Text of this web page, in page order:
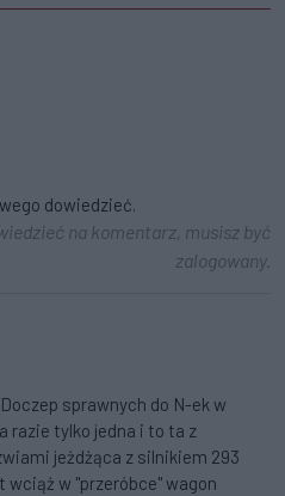
dowiedzieć.
na komentarz, musisz być
zalogowany.
sprawnych do N-ek w
razie tylko jedna i to ta z
jeżdżąca z silnikiem 293
wciąż w "przeróbce" wagon